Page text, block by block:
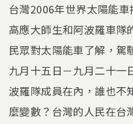
台灣2006年世界太陽能
高應大師生和阿波羅車隊
民眾對太陽能車了解，駕
九月十五日－九月二十一
波羅隊成員在內，誰也不
麼變數？台灣的人民在台